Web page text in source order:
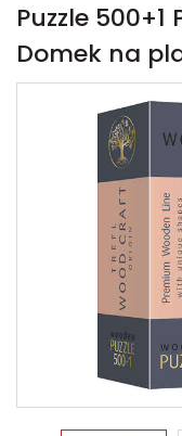
Puzzle 500+1
Domek na